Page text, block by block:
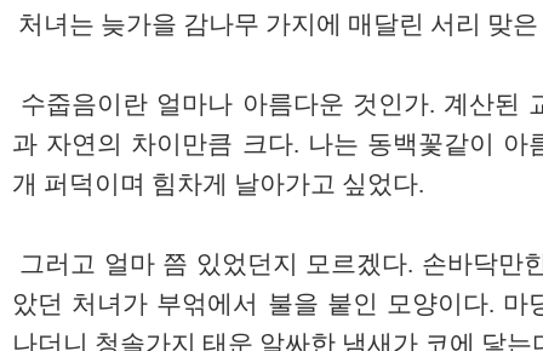
처녀는 늦가을 감나무 가지에 매달린 서리 맞
수줍음이란 얼마나 아름다운 것인가. 계산된
과 자연의 차이만큼 크다. 나는 동백꽃같이 아
개 퍼덕이며 힘차게 날아가고 싶었다.
그러고 얼마 쯤 있었던지 모르겠다. 손바닥만
았던 처녀가 부얶에서 불을 붙인 모양이다. 마
나더니 청솔가지 태운 알싸한 냄새가 코에 닿는